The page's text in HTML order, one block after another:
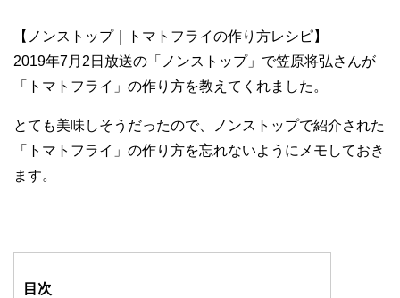
【ノンストップ｜トマトフライの作り方レシピ】
2019年7月2日放送の「ノンストップ」で笠原将弘さんが
「トマトフライ」の作り方を教えてくれました。
とても美味しそうだったので、ノンストップで紹介された
「トマトフライ」の作り方を忘れないようにメモしておき
ます。
目次